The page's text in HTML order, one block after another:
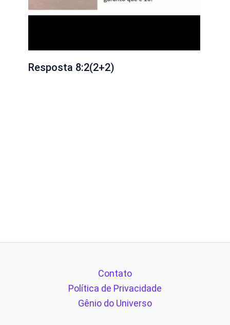
Resposta 8:2(2+2)
Contato
Política de Privacidade
Gênio do Universo